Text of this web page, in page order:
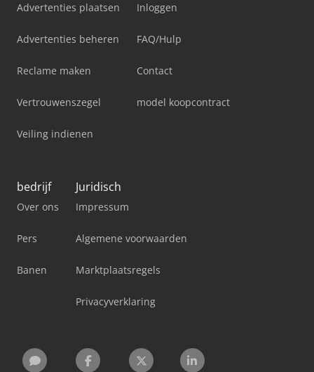
Advertenties plaatsen
Advertenties beheren
Reclame maken
Vertrouwenszegel
Veiling indienen
Inloggen
FAQ/Hulp
Contact
model koopcontract
bedrijf
Over ons
Pers
Banen
Juridisch
Impressum
Algemene voorwaarden
Marktplaatsregels
Privacyverklaring